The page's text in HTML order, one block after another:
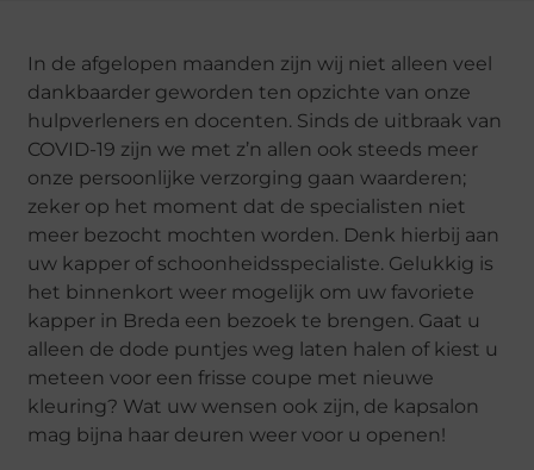
In de afgelopen maanden zijn wij niet alleen veel
dankbaarder geworden ten opzichte van onze
hulpverleners en docenten. Sinds de uitbraak van
COVID-19 zijn we met z’n allen ook steeds meer
onze persoonlijke verzorging gaan waarderen;
zeker op het moment dat de specialisten niet
meer bezocht mochten worden. Denk hierbij aan
uw kapper of schoonheidsspecialiste. Gelukkig is
het binnenkort weer mogelijk om uw favoriete
kapper in Breda een bezoek te brengen. Gaat u
alleen de dode puntjes weg laten halen of kiest u
meteen voor een frisse coupe met nieuwe
kleuring? Wat uw wensen ook zijn, de kapsalon
mag bijna haar deuren weer voor u openen!